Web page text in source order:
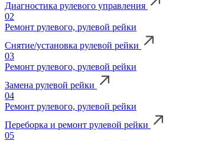
Диагностика рулевого управления
02
Ремонт рулевого, рулевой рейки
Снятие/установка рулевой рейки
03
Ремонт рулевого, рулевой рейки
Замена рулевой рейки
04
Ремонт рулевого, рулевой рейки
Переборка и ремонт рулевой рейки
05